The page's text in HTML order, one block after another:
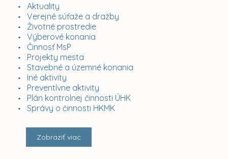
Aktuality
Verejné súťaže a dražby
Životné prostredie
Výberové konania
Činnosť MsP
Projekty mesta
Stavebné a územné konania
Iné aktivity
Preventívne aktivity
Plán kontrolnej činnosti ÚHK
Správy o činnosti HKMK
Zobraziť viac